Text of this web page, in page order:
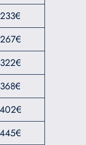
233€
267€
322€
368€
402€
445€